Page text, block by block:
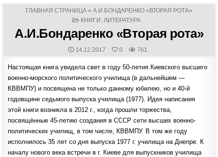
ГЛАВНАЯ СТРАНИЦА » А.И.БОНДАРЕНКО «ВТОРАЯ РОТА»
POSTED
КНИГИ , ЛИТЕРАТУРА
А.И.Бондаренко «Вторая рота»
PUBLISHED
DATE:
14.12.2017 0 761
Настоящая книга увидела свет в году 50-летия Киевского высшего
военно-морского политического училища (в дальнейшем —
КВВМПУ) и посвящена не только данному юбилею, но и 40-й
годовщине седьмого выпуска училища (1977). Идея написания
этой книги возникла в 2012 г., когда прошли торжества,
посвящённые 45-летию создания в СССР сети высших военно-
политических училищ, в том числе, КВВМПУ. В том же году
исполнилось 35 лет со дня выпуска 1977 г. училища на Днепре. К
началу нового века встречи в г. Киеве для выпускников училища